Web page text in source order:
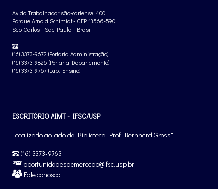
Av. do Trabalhador são-carlense, 400
Parque Arnold Schimidt - CEP 13566-590
São Carlos - São Paulo - Brasil
(16) 3373-9672 (Portaria Administração)
(16) 3373-9826 (Portaria Departamento)
(16) 3373-9767 (Lab. Ensino)
ESCRITÓRIO AIMT - IFSC/USP
Localizado ao lado da Biblioteca "Prof. Bernhard Gross"
(16) 3373-9763
oportunidadesdemercado@ifsc.usp.br
Fale conosco